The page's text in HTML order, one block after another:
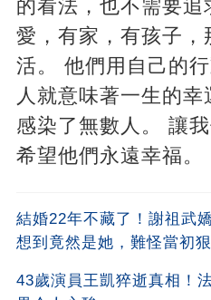
的看法，也不需要追
愛，有家，有孩子，
活。 他們用自己的
人就意味著一生的
感染了無數人。 讓
希望他們永遠幸福。
結婚22年不藏了！謝祖武
想到竟然是她，難怪當初
43歲演員王凱猝逝真相！